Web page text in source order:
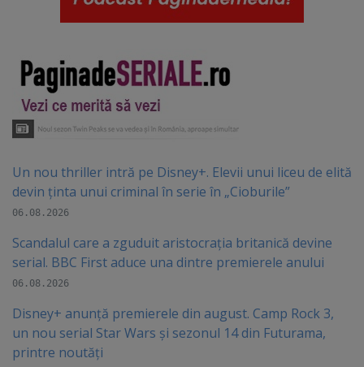
Un nou thriller intră pe Disney+. Elevii unui liceu de elită
devin ținta unui criminal în serie în „Cioburile”
06.08.2026
Scandalul care a zguduit aristocrația britanică devine
serial. BBC First aduce una dintre premierele anului
06.08.2026
Disney+ anunță premierele din august. Camp Rock 3,
un nou serial Star Wars și sezonul 14 din Futurama,
printre noutăți